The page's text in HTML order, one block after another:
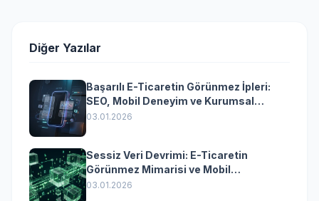
Diğer Yazılar
Başarılı E-Ticaretin Görünmez İpleri:
SEO, Mobil Deneyim ve Kurumsal
Yazılımın Kazandıran Senkronizasyonu
03.01.2026
Sessiz Veri Devrimi: E-Ticaretin
Görünmez Mimarisi ve Mobil
Dönüşümün Kurumsal Anahtarı
03.01.2026